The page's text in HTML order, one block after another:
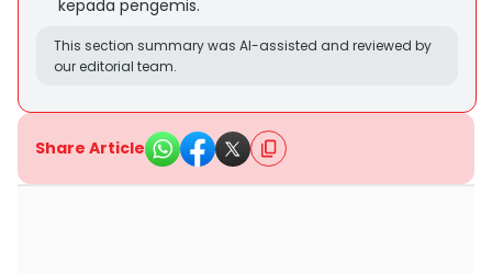
kepada pengemis.
This section summary was AI-assisted and reviewed by
our editorial team.
Share Article